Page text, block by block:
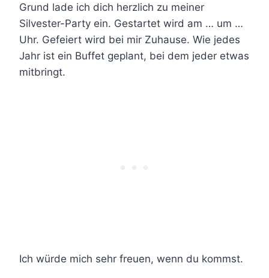
Grund lade ich dich herzlich zu meiner
Silvester-Party ein. Gestartet wird am … um …
Uhr. Gefeiert wird bei mir Zuhause. Wie jedes
Jahr ist ein Buffet geplant, bei dem jeder etwas
mitbringt.
Ich würde mich sehr freuen, wenn du kommst.